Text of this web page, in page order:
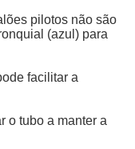
pilotos não são
(azul) para
facilitar a
o tubo a manter a